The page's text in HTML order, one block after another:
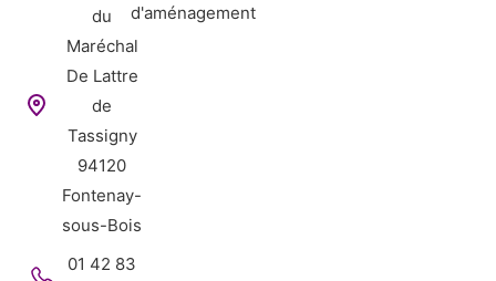
du
Maréchal
De Lattre
de
Tassigny
94120
Fontenay-
sous-Bois
01 42 83
d'aménagement